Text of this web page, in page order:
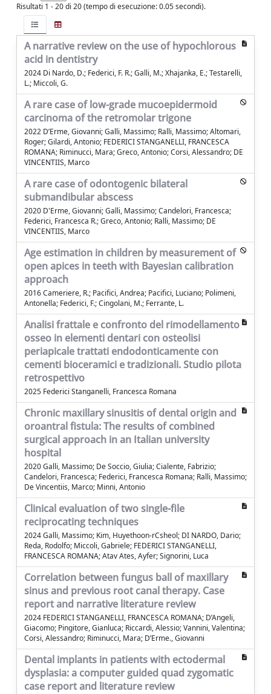
Risultati 1 - 20 di 20 (tempo di esecuzione: 0.05 secondi).
A narrative review on the use of hypochlorous
acid in dentistry
2024 Di Nardo, D.; Federici, F. R.; Galli, M.; Xhajanka, E.; Testarelli,
L.; Miccoli, G.
A rare case of low-grade mucoepidermoid
carcinoma of the retromolar trigone
2022 D’Erme, Giovanni; Galli, Massimo; Ralli, Massimo; Altomari,
Roger; Gilardi, Antonio; FEDERICI STANGANELLI, FRANCESCA
ROMANA; Riminucci, Mara; Greco, Antonio; Corsi, Alessandro; DE
VINCENTIIS, Marco
A rare case of odontogenic bilateral
submandibular abscess
2020 D'Erme, Giovanni; Galli, Massimo; Candelori, Francesca;
Federici, Francesca R.; Greco, Antonio; Ralli, Massimo; DE
VINCENTIIS, Marco
Age estimation in children by measurement of
open apices in teeth with Bayesian calibration
approach
2016 Cameriere, R.; Pacifici, Andrea; Pacifici, Luciano; Polimeni,
Antonella; Federici, F.; Cingolani, M.; Ferrante, L.
Analisi frattale e confronto del rimodellamento
osseo in elementi dentari con osteolisi
periapicale trattati endodonticamente con
cementi bioceramici e tradizionali. Studio pilota
retrospettivo
2025 Federici Stanganelli, Francesca Romana
Chronic maxillary sinusitis of dental origin and
oroantral fistula: The results of combined
surgical approach in an Italian university
hospital
2020 Galli, Massimo; De Soccio, Giulia; Cialente, Fabrizio;
Candelori, Francesca; Federici, Francesca Romana; Ralli, Massimo;
De Vincentiis, Marco; Minni, Antonio
Clinical evaluation of two single-file
reciprocating techniques
2024 Galli, Massimo; Kim, Huyethoon-rCsheol; DI NARDO, Dario;
Reda, Rodolfo; Miccoli, Gabriele; FEDERICI STANGANELLI,
FRANCESCA ROMANA; Atav Ates, Ayfer; Signorini, Luca
Correlation between fungus ball of maxillary
sinus and previous root canal therapy. Case
report and narrative literature review
2024 FEDERICI STANGANELLI, FRANCESCA ROMANA; D’Angeli,
Giacomo; Pingitore, Gianluca; Riccardi, Alessio; Vannini, Valentina;
Corsi, Alessandro; Riminucci, Mara; D’Erme., Giovanni
Dental implants in patients with ectodermal
dysplasia: a computer guided quad zygomatic
case report and literature review